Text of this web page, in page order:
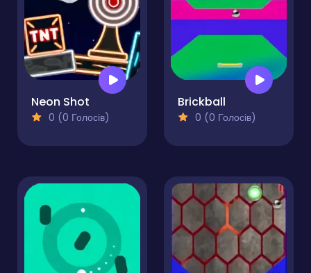
Neon Shot
0 (0 Голосів)
Brickball
0 (0 Голосів)